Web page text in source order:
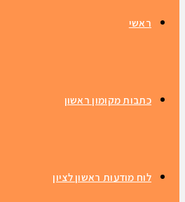
ראשי
כתבות מקומון ראשון
לוח מודעות ראשון לציון